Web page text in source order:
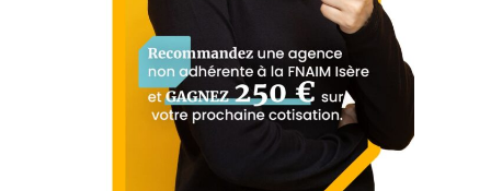
Suzanne Immobilier
04 76 48 96 04 20 Rue Condorcet